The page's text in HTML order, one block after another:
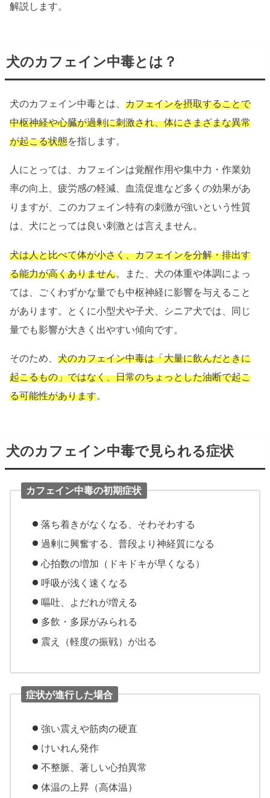
解説します。
犬のカフェイン中毒とは？
犬のカフェイン中毒とは、カフェインを摂取することで
中枢神経や心臓が過剰に刺激され、体にさまざまな異常
が起こる状態を指します。
人にとっては、カフェインは覚醒作用や集中力・作業効
率の向上、疲労感の軽減、血流促進など多くの効果があ
りますが、このカフェイン特有の刺激が強いという性質
は、犬にとっては良い刺激とは言えません。
犬は人と比べて体が小さく、カフェインを分解・排出す
る能力が高くありません 。また、犬の体重や体調によっ
ては、ごくわずかな量でも中枢神経に影響を与えること
があります。とくに小型犬や子犬、シニア犬では、同じ
量でも影響が大きく出やすい傾向です。
そのため、犬のカフェイン中毒は「大量に飲んだときに
起こるもの」ではなく、日常のちょっとした油断で起こ
る可能性があります。
犬のカフェイン中毒で見られる症状
カフェイン中毒の初期症状
落ち着きがなくなる、そわそわする
過剰に興奮する、普段より神経質になる
心拍数の増加（ドキドキが早くなる）
呼吸が浅く速くなる
嘔吐、よだれが増える
多飲・多尿がみられる
震え（軽度の振戦）が出る
症状が進行した場合
強い震えや筋肉の硬直
けいれん発作
不整脈、著しい心拍異常
体温の上昇（高体温）